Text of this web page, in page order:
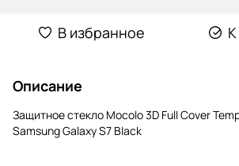
В избранное
Описание
Защитное стекло Mocolo 3D Full Cover
Samsung Galaxy S7 Black